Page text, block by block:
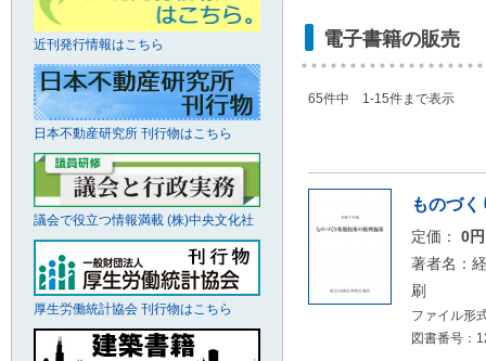
電子書籍の販売
65件中 1-15件まで表示
ものづ
定価：
0
著者名：
刷
ファイル形
図書番号：
近刊発行情報はこちら
日本不動産研究所 刊行物はこちら
議会で役立つ情報満載 (株)中央文化社
厚生労働統計協会 刊行物はこちら